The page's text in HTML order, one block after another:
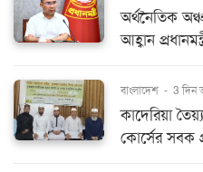
অর্থনৈতিক
আহ্বান
বাংলাদেশ - 3 দিন
কাদেরিয়া
কোর্সের সবক